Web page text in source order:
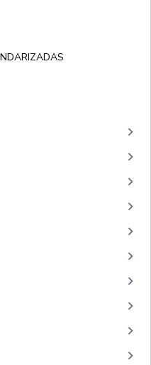
keyboard_arrow_right
keyboard_arrow_right
keyboard_arrow_right
keyboard_arrow_right
keyboard_arrow_right
keyboard_arrow_right
keyboard_arrow_right
keyboard_arrow_right
keyboard_arrow_right
keyboard_arrow_right